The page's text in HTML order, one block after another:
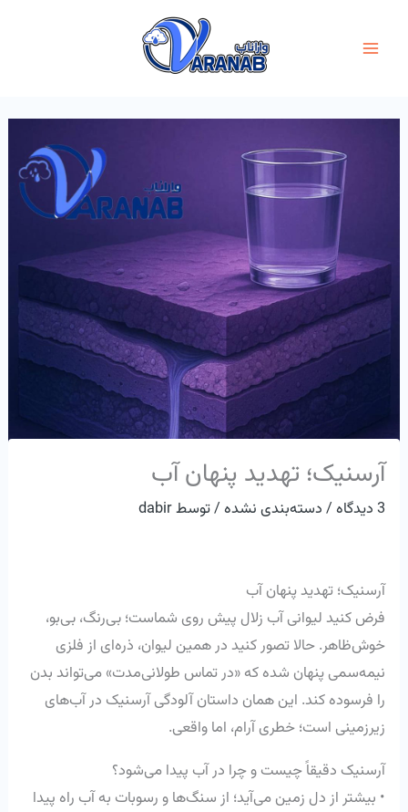
آرسنیک؛ تهدید پنهان آب
3 دیدگاه /دسته‌بندی نشده/ توسطdabir
آرسنیک؛ تهدید پنهان آب
فرض کنید لیوانی آب زلال پیش روی شماست؛ بی‌رنگ، بی‌بو،
خوش‌ظاهر. حالا تصور کنید در همین لیوان، ذره‌ای از فلزی
نیمه‌سمی پنهان شده که «در تماس طولانی‌مدت» می‌تواند بدن
را فرسوده کند. این همان داستان آلودگی آرسنیک در آب‌های
زیرزمینی است؛ خطری آرام، اما واقعی.
آرسنیک دقیقاً چیست و چرا در آب پیدا می‌شود؟
• بیشتر از دل زمین می‌آید؛ از سنگ‌ها و رسوبات به آب راه پیدا